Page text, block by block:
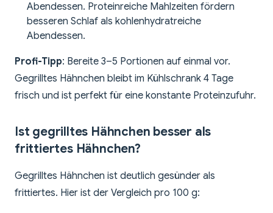
Abendessen. Proteinreiche Mahlzeiten fördern
besseren Schlaf als kohlenhydratreiche
Abendessen.
Profi-Tipp: Bereite 3–5 Portionen auf einmal vor.
Gegrilltes Hähnchen bleibt im Kühlschrank 4 Tage
frisch und ist perfekt für eine konstante Proteinzufuhr.
Ist gegrilltes Hähnchen besser als
frittiertes Hähnchen?
Gegrilltes Hähnchen ist deutlich gesünder als
frittiertes. Hier ist der Vergleich pro 100 g: